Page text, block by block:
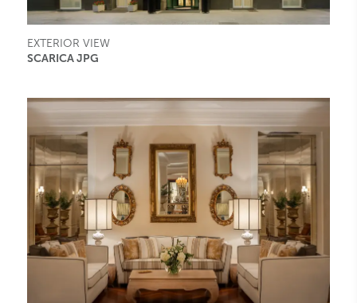
EXTERIOR VIEW
SCARICA JPG